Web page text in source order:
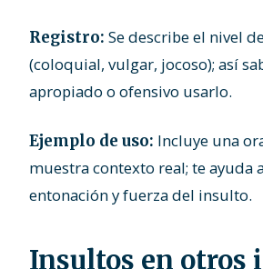
Registro: Se describe el nivel
(coloquial, vulgar, jocoso); así
apropiado o ofensivo usarlo.
Ejemplo de uso: Incluye una
muestra contexto real; te ayuda
entonación y fuerza del insulto.
Insultos en otros